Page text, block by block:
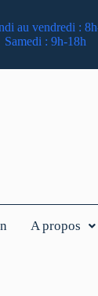
au vendredi :
Samedi : 9h-18h
A propos